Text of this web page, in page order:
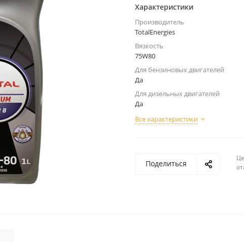
Характеристики
Производитель
TotalEnergies
Вязкость
75W80
Для бензиновых двигателей
Да
Для дизельных двигателей
Да
Все характеристики
Поделиться